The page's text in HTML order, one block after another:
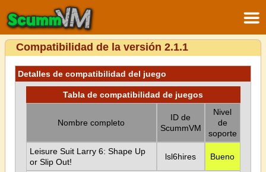
Compatibilidad de la versión 2.1.1
Detalles de compatibilidad del juego
Tabla de compatibilidad de juegos
Nombre completo
ID de
ScummVM
Nivel
de
soporte
Leisure Suit Larry 6: Shape Up
or Slip Out!
lsl6hires Bueno